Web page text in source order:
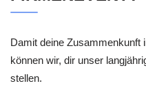
Damit deine Zusammenkunft
können wir, dir unser
stellen.